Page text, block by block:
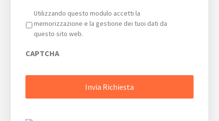
Privacy *
Utilizzando questo modulo accetti la
memorizzazione e la gestione dei tuoi dati da
questo sito web.
CAPTCHA